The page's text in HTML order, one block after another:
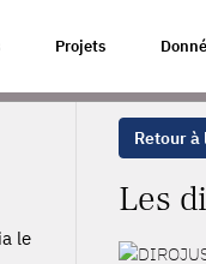
Projets
SOCIALES DU
le
Retour
Les